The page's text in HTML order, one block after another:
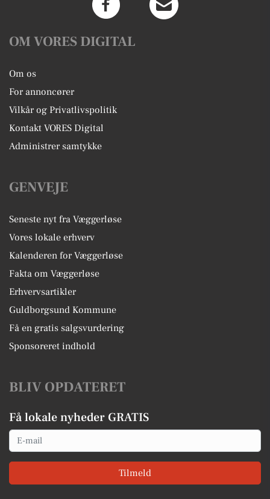
OM VORES DIGITAL
Om os
For annoncører
Vilkår og Privatlivspolitik
Kontakt VORES Digital
Administrer samtykke
GENVEJE
Seneste nyt fra Væggerløse
Vores lokale erhverv
Kalenderen for Væggerløse
Fakta om Væggerløse
Erhvervsartikler
Guldborgsund Kommune
Få en gratis salgsvurdering
Sponsoreret indhold
BLIV OPDATERET
Få lokale nyheder GRATIS
Email
Tilmeld